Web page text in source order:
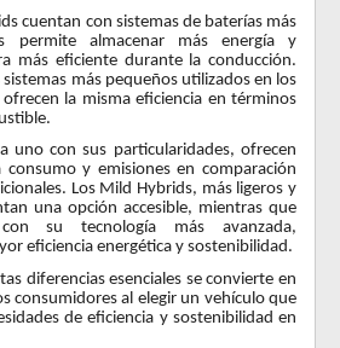
cuentan con sistemas de baterías más
permite almacenar más energía y
más eficiente durante la conducción.
más pequeños utilizados en los
la misma eficiencia en términos
uno con sus particularidades, ofrecen
y emisiones en comparación
Los Mild Hybrids, más ligeros y
una opción accesible, mientras que
su tecnología más avanzada,
eficiencia energética y sostenibilidad.
diferencias esenciales se convierte en
consumidores al elegir un vehículo que
de eficiencia y sostenibilidad en